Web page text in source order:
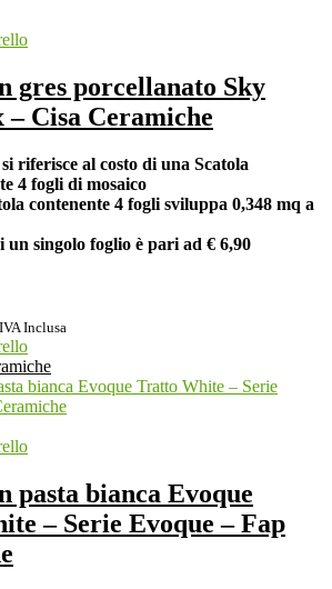
gres porcellanato Sky
Cisa Ceramiche
riferisce al costo di una Scatola
4 fogli di mosaico
contenente 4 fogli sviluppa 0,348 mq a
un singolo foglio è pari ad € 6,90
IVA Inclusa
pasta bianca Evoque
– Serie Evoque – Fap